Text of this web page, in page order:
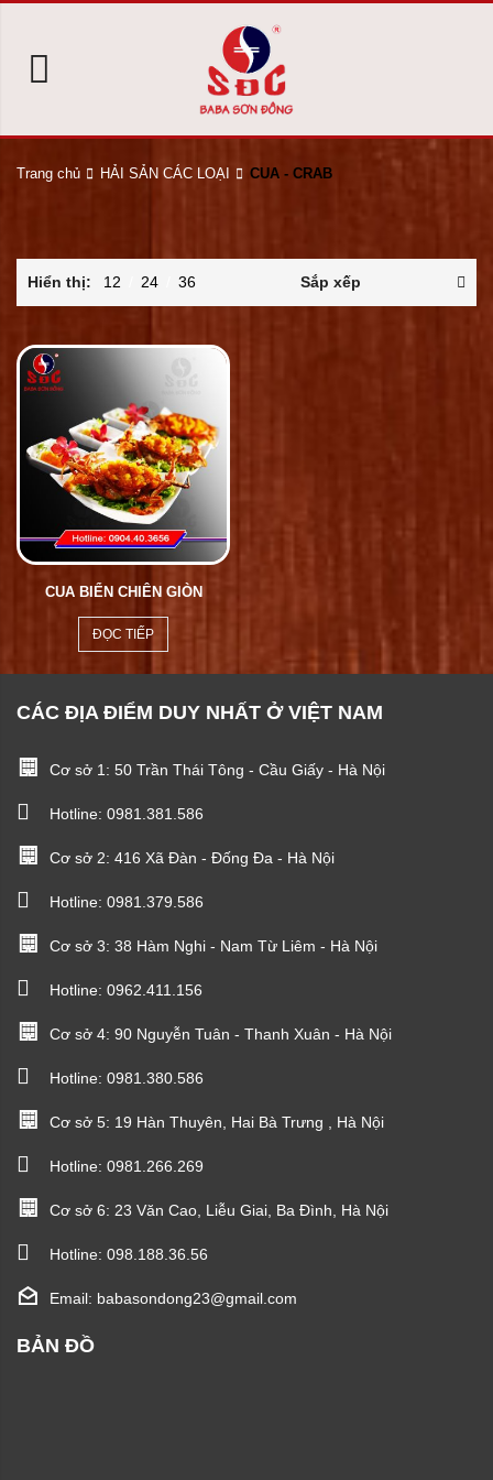
Trang chủ HẢI SẢN CÁC LOẠI CUA - CRAB
Hiển thị: 12 24 36 Sắp xếp
CUA BIỂN CHIÊN GIÒN
ĐỌC TIẾP
CÁC ĐỊA ĐIỂM DUY NHẤT Ở VIỆT NAM
Cơ sở 1: 50 Trần Thái Tông - Cầu Giấy - Hà Nội
Hotline: 0981.381.586
Cơ sở 2: 416 Xã Đàn - Đống Đa - Hà Nội
Hotline: 0981.379.586
Cơ sở 3: 38 Hàm Nghi - Nam Từ Liêm - Hà Nội
Hotline: 0962.411.156
Cơ sở 4: 90 Nguyễn Tuân - Thanh Xuân - Hà Nội
Hotline: 0981.380.586
Cơ sở 5: 19 Hàn Thuyên, Hai Bà Trưng , Hà Nội
Hotline: 0981.266.269
Cơ sở 6: 23 Văn Cao, Liễu Giai, Ba Đình, Hà Nội
Hotline: 098.188.36.56
Email: babasondong23@gmail.com
BẢN ĐỒ